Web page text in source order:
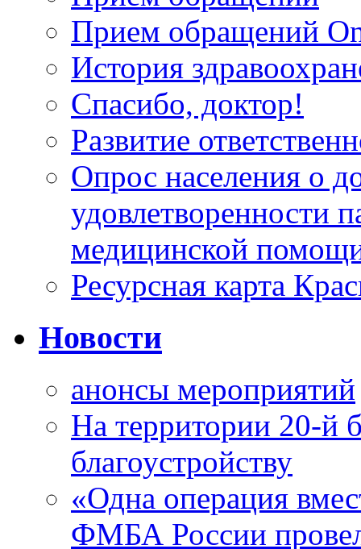
Прием обращений
История
Спасибо, доктор!
Развитие
Опрос населения о
удовлетворенности
медицинской
Ресурсная карта
Новости
анонсы мероприятий
На территории 20-й
благоустройству
«Одна операция
ФМБА России